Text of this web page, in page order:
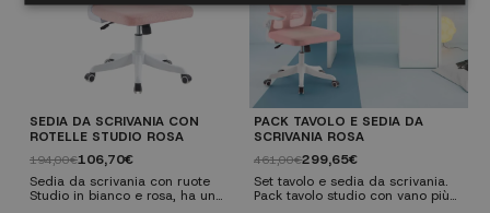
SEDIA DA SCRIVANIA CON
ROTELLE STUDIO ROSA
194,00€106,70€
Sedia da scrivania con ruote
Studio in bianco e rosa, ha un
PACK TAVOLO E SEDIA DA
SCRIVANIA ROSA
461,00€299,65€
Set tavolo e sedia da scrivania.
Pack tavolo studio con vano più